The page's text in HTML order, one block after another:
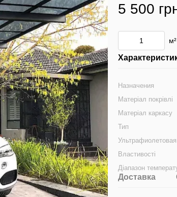
5 500
м²
Назначения
Матеріал покрівлі
Матеріал каркасу
Тип
Властивості
Діапазон
Доставка